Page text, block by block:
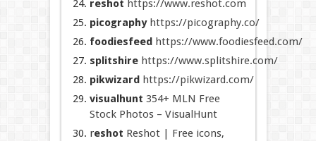
reshot https://www.reshot.com
picography https://picography.co/
foodiesfeed https://www.foodiesfeed.com/
splitshire https://www.splitshire.com/
pikwizard https://pikwizard.com/
visualhunt 354+ MLN Free
Stock Photos – VisualHunt
reshot Reshot | Free icons,